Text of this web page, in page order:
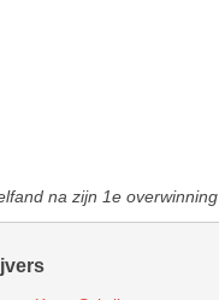
na zijn 1e overwinning